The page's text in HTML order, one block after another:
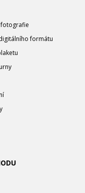
fotografie
formátu